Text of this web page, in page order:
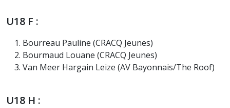
U18 F :
Bourreau Pauline (CRACQ Jeunes)
Bourmaud Louane (CRACQ Jeunes)
Van Meer Hargain Leize (AV Bayonnais/The Roof)
U18 H :